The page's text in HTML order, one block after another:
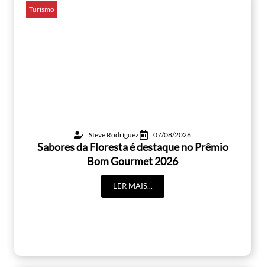
Turismo
Steve Rodríguez 07/08/2026
Sabores da Floresta é destaque no Prêmio
Bom Gourmet 2026
LER MAIS...